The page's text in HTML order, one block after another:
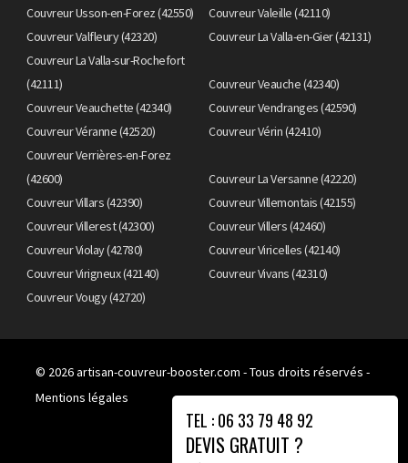
Couvreur Usson-en-Forez (42550)
Couvreur Valeille (42110)
Couvreur Valfleury (42320)
Couvreur La Valla-en-Gier (42131)
Couvreur La Valla-sur-Rochefort
(42111)
Couvreur Veauche (42340)
Couvreur Veauchette (42340)
Couvreur Vendranges (42590)
Couvreur Véranne (42520)
Couvreur Vérin (42410)
Couvreur Verrières-en-Forez
(42600)
Couvreur La Versanne (42220)
Couvreur Villars (42390)
Couvreur Villemontais (42155)
Couvreur Villerest (42300)
Couvreur Villers (42460)
Couvreur Violay (42780)
Couvreur Viricelles (42140)
Couvreur Virigneux (42140)
Couvreur Vivans (42310)
Couvreur Vougy (42720)
TEL : 06 33 79 48 92
DEVIS GRATUIT ?
© 2026artisan-couvreur-booster.com - Tous droits réservés -
Mentions légales